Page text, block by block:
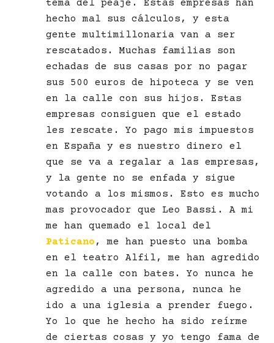
tema del peaje. Estas empresas han
hecho mal sus cálculos, y esta
gente multimillonaria van a ser
rescatados. Muchas familias son
echadas de sus casas por no pagar
sus 500 euros de hipoteca y se ven
en la calle con sus hijos. Estas
empresas consiguen que el estado
les rescate. Yo pago mis impuestos
en España y es nuestro dinero el
que se va a regalar a las empresas,
y la gente no se enfada y sigue
votando a los mismos. Esto es mucho
mas provocador que Leo Bassi. A mi
me han quemado el local del
Paticano , me han puesto una bomba
en el teatro Alfil, me han agredido
en la calle con bates. Yo nunca he
agredido a una persona, nunca he
ido a una iglesia a prender fuego.
Yo lo que he hecho ha sido reírme
de ciertas cosas y yo tengo fama de